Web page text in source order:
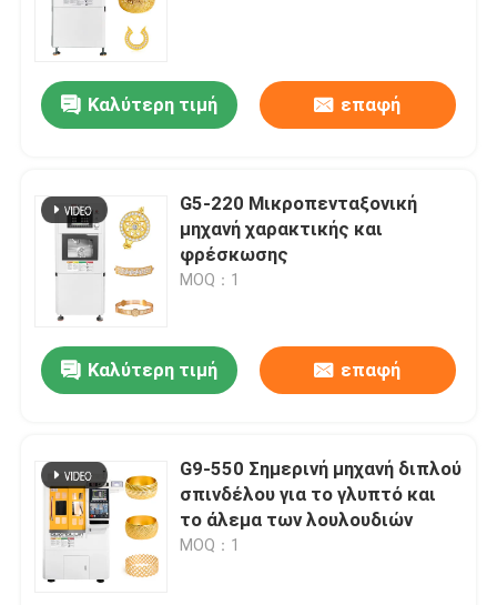
Καλύτερη τιμή επαφή
G5-220 Μικροπενταξονική
μηχανή χαρακτικής και
φρέσκωσης
MOQ：1
Καλύτερη τιμή επαφή
G9-550 Σημερινή μηχανή διπλού
σπινδέλου για το γλυπτό και
το άλεμα των λουλουδιών
MOQ：1